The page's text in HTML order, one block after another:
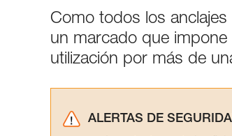
Como todos los
un marcado que
utilización por más de
ALERTAS DE